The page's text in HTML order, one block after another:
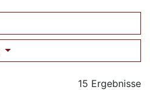
15 Ergebnisse